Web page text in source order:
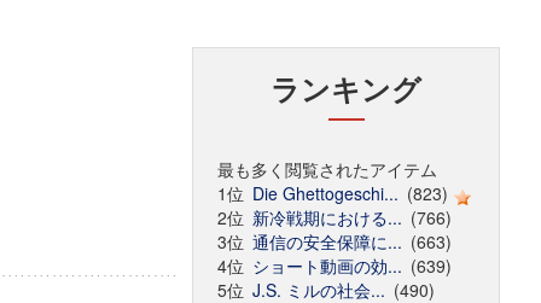
ランキング
最も多く閲覧されたアイテム
1位 Die Ghettogeschi... (823)
2位 新冷戦期における... (766)
3位 通信の安全保障に... (663)
4位 ショート動画の効... (639)
5位 J.S. ミルの社会... (490)